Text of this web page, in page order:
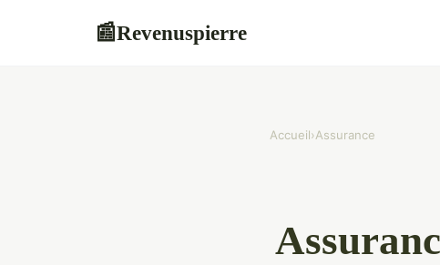
📰Revenuspierre
Accueil›Assurance